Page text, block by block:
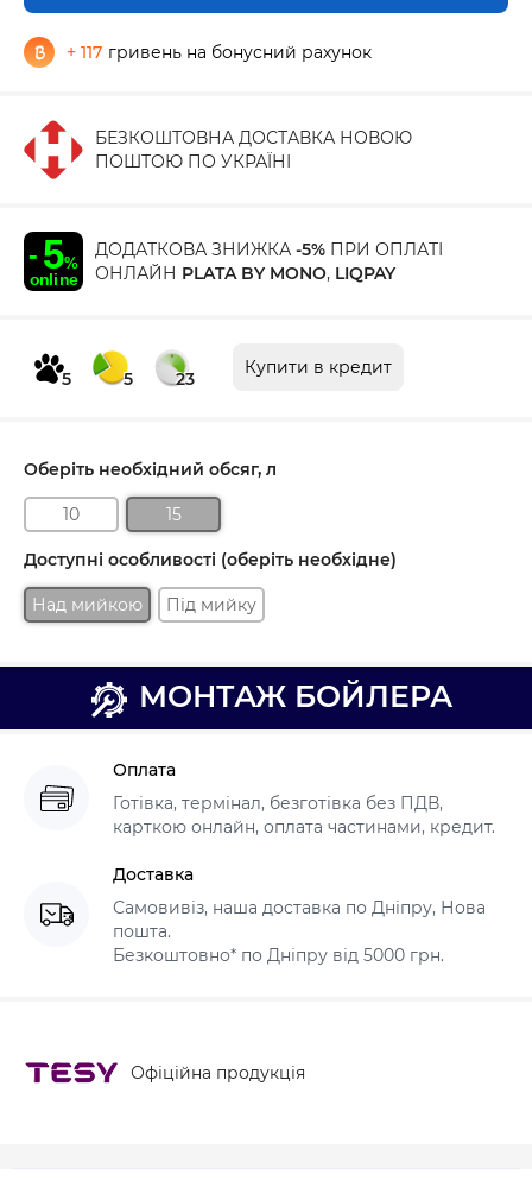
+ 117 гривень на бонусний рахунок
БЕЗКОШТОВНА ДОСТАВКА НОВОЮ
ПОШТОЮ ПО УКРАЇНІ
ДОДАТКОВА ЗНИЖКА -5% ПРИ ОПЛАТІ
ОНЛАЙН PLATA BY MONO, LIQPAY
5 5 23
Купити в кредит
Оберіть необхідний обсяг, л
10 15
Доступні особливості (оберіть необхідне)
Над мийкою Під мийку
МОНТАЖ БОЙЛЕРА
Оплата
Готівка, термінал, безготівка без ПДВ,
карткою онлайн, оплата частинами, кредит.
Доставка
Самовивіз, наша доставка по Дніпру, Нова
пошта.
Безкоштовно* по Дніпру від 5000 грн.
Офіційна продукція